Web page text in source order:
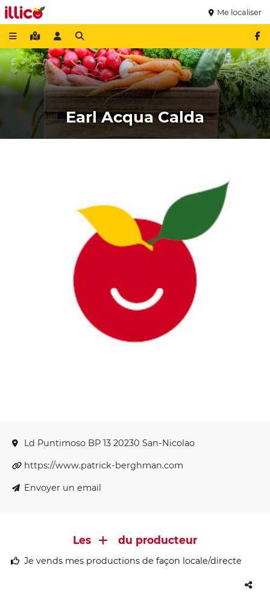
Me localiser
Earl Acqua Calda
Ld Puntimoso BP 13 20230 San-Nicolao
https://www.patrick-berghman.com
Envoyer un email
Les du producteur
Je vends mes productions de façon locale/directe